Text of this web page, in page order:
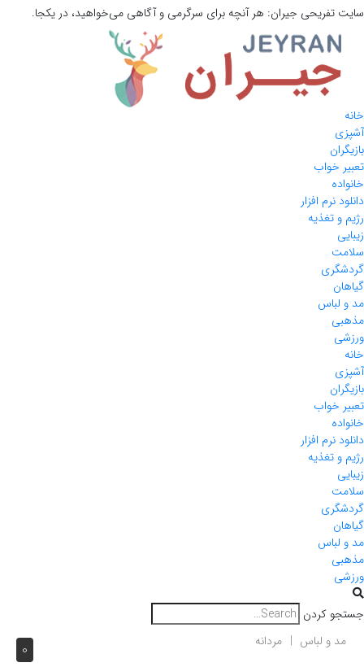
سایت تفریحی جیران: هر آنچه برای سرگرمی و آگاهی می‌خواهید، در یکجا.
خانه
آشپزی
بازیگران
تعبیر خواب
خانواده
دانلود نرم افزار
رژیم و تغذیه
زیبایی
سلامت
گردشگری
گیاهان
مد و لباس
مذهبی
ورزشی
خانه
آشپزی
بازیگران
تعبیر خواب
خانواده
دانلود نرم افزار
رژیم و تغذیه
زیبایی
سلامت
گردشگری
گیاهان
مد و لباس
مذهبی
ورزشی
جستجو کردن
0 مد و لباس مردانه